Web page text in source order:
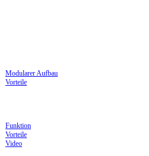
Modularer Aufbau
Vorteile
Funktion
Vorteile
Video